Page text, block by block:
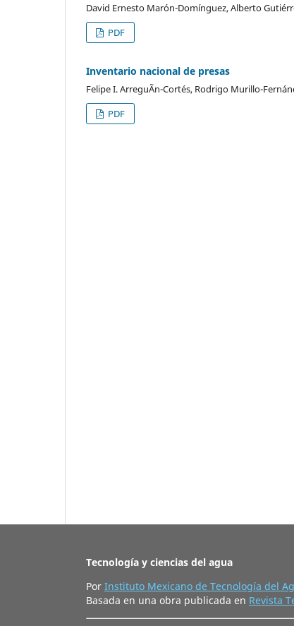
David Ernesto Marón-Domínguez, Alberto
PDF
Inventario nacional de presas
Felipe I. ArreguÃ­n-Cortés, Rodrigo Murillo-
PDF
Tecnología y ciencias del agua
Por Instituto Mexicano de Tecnología del
Basada en una obra publicada en Revista